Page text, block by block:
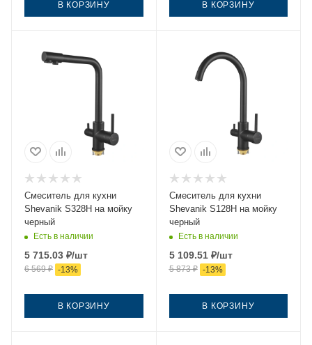
В КОРЗИНУ В КОРЗИНУ
Смеситель для кухни
Shevanik S328H на мойку
черный
Есть в наличии
5 715.03 ₽/шт
6 569₽ -13%
В КОРЗИНУ
Смеситель для кухни
Shevanik S128H на мойку
черный
Есть в наличии
5 109.51₽/шт
5 873₽ -13%
В КОРЗИНУ